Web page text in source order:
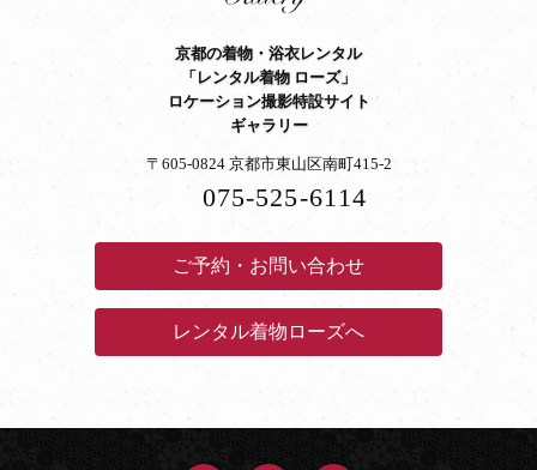
京都の着物・浴衣レンタル
「レンタル着物 ローズ」
ロケーション撮影特設サイト
ギャラリー
〒605-0824 京都市東山区南町415-2
075-525-6114
ご予約・お問い合わせ
レンタル着物ローズへ